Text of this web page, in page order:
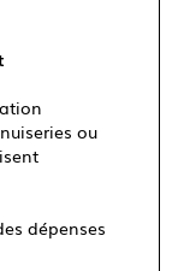
ou
dépenses